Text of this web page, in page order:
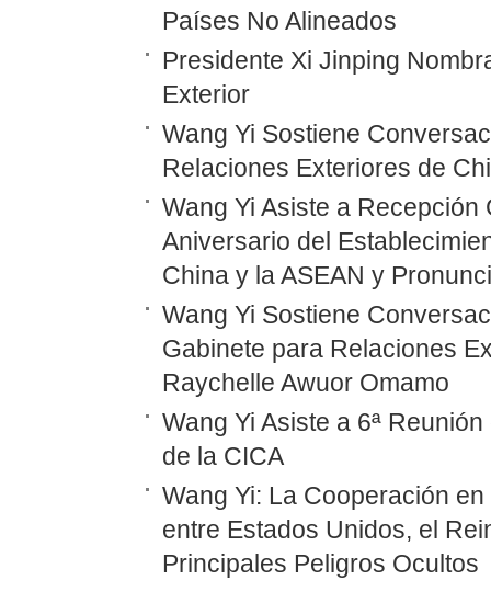
Países No Alineados
Presidente Xi Jinping
Exterior
Wang Yi Sostiene
Relaciones Exteriores de
Wang Yi Asiste a Recepción
Aniversario del
China y la ASEAN y
Wang Yi Sostiene
Gabinete para Relaciones
Raychelle Awuor Omamo
Wang Yi Asiste a 6ª
de la CICA
Wang Yi: La Cooperación
entre Estados Unidos, el
Principales Peligros Ocultos